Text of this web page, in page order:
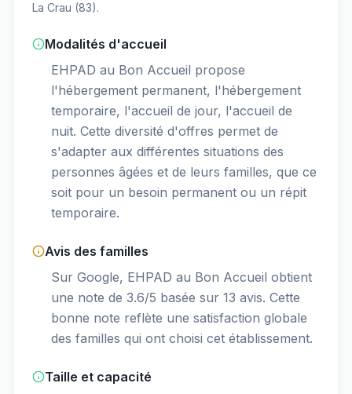
La Crau (83).
Modalités d'accueil
EHPAD au Bon Accueil propose
l'hébergement permanent, l'hébergement
temporaire, l'accueil de jour, l'accueil de
nuit. Cette diversité d'offres permet de
s'adapter aux différentes situations des
personnes âgées et de leurs familles, que ce
soit pour un besoin permanent ou un répit
temporaire.
Avis des familles
Sur Google, EHPAD au Bon Accueil obtient
une note de 3.6/5 basée sur 13 avis. Cette
bonne note reflète une satisfaction globale
des familles qui ont choisi cet établissement.
Taille et capacité